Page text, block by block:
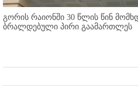
გორის რაიონში 30 წლის წინ
ბრალდებული პირი გაამართლეს